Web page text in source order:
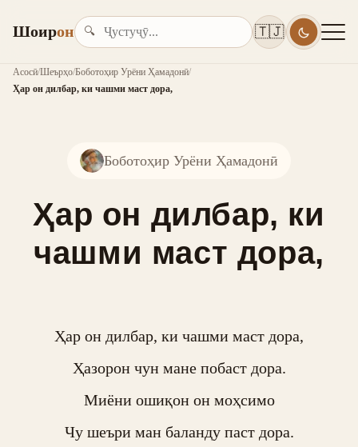
Шоирон 🔍 🇹🇯
Асосӣ/Шеърҳо/Боботоҳир Урёни Ҳамадонӣ/
Ҳар он дилбар, ки чашми маст дора,
Боботоҳир Урёни Ҳамадонӣ
Ҳар он дилбар, ки
чашми маст дора,
Ҳар он дилбар, ки чашми маст дора,
Ҳазорон чун мане побаст дора.
Миёни ошиқон он моҳсимо
Чу шеъри ман баланду паст дора.